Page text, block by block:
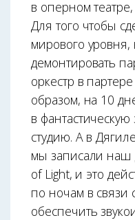
в оперном
Для того чтобы
мирового
демонтировать
оркестр в
образом, на 10
в
студию. А в
мы записали наш
of Light, и это
по ночам в связи
обеспечить